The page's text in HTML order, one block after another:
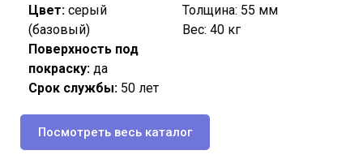
Цвет: серый
(базовый)
Поверхность под
покраску: да
Срок службы: 50 лет
Толщина: 55 мм
Вес: 40 кг
Посмотреть весь каталог